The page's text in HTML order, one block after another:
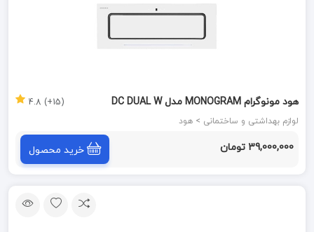
هود مونوگرام MONOGRAM مدل DC DUAL W
لوازم بهداشتی و ساختمانی > هود
(15+) 4.8
39,000,000 تومان خرید محصول